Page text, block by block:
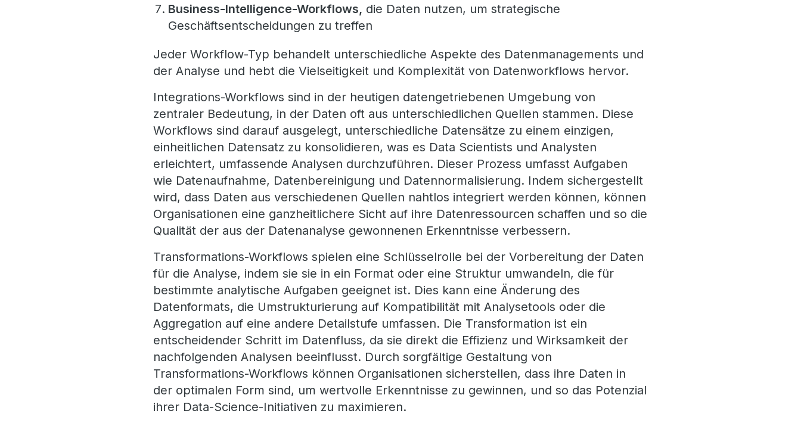
Business-Intelligence-Workflows, die Daten nutzen, um strategische
Geschäftsentscheidungen zu treffen
Jeder Workflow-Typ behandelt unterschiedliche Aspekte des Datenmanagements und
der Analyse und hebt die Vielseitigkeit und Komplexität von Datenworkflows hervor.
Integrations-Workflows sind in der heutigen datengetriebenen Umgebung von
zentraler Bedeutung, in der Daten oft aus unterschiedlichen Quellen stammen. Diese
Workflows sind darauf ausgelegt, unterschiedliche Datensätze zu einem einzigen,
einheitlichen Datensatz zu konsolidieren, was es Data Scientists und Analysten
erleichtert, umfassende Analysen durchzuführen. Dieser Prozess umfasst Aufgaben
wie Datenaufnahme, Datenbereinigung und Datennormalisierung. Indem sichergestellt
wird, dass Daten aus verschiedenen Quellen nahtlos integriert werden können, können
Organisationen eine ganzheitlichere Sicht auf ihre Datenressourcen schaffen und so die
Qualität der aus der Datenanalyse gewonnenen Erkenntnisse verbessern.
Transformations-Workflows spielen eine Schlüsselrolle bei der Vorbereitung der Daten
für die Analyse, indem sie sie in ein Format oder eine Struktur umwandeln, die für
bestimmte analytische Aufgaben geeignet ist. Dies kann eine Änderung des
Datenformats, die Umstrukturierung auf Kompatibilität mit Analysetools oder die
Aggregation auf eine andere Detailstufe umfassen. Die Transformation ist ein
entscheidender Schritt im Datenfluss, da sie direkt die Effizienz und Wirksamkeit der
nachfolgenden Analysen beeinflusst. Durch sorgfältige Gestaltung von
Transformations-Workflows können Organisationen sicherstellen, dass ihre Daten in
der optimalen Form sind, um wertvolle Erkenntnisse zu gewinnen, und so das Potenzial
ihrer Data-Science-Initiativen zu maximieren.